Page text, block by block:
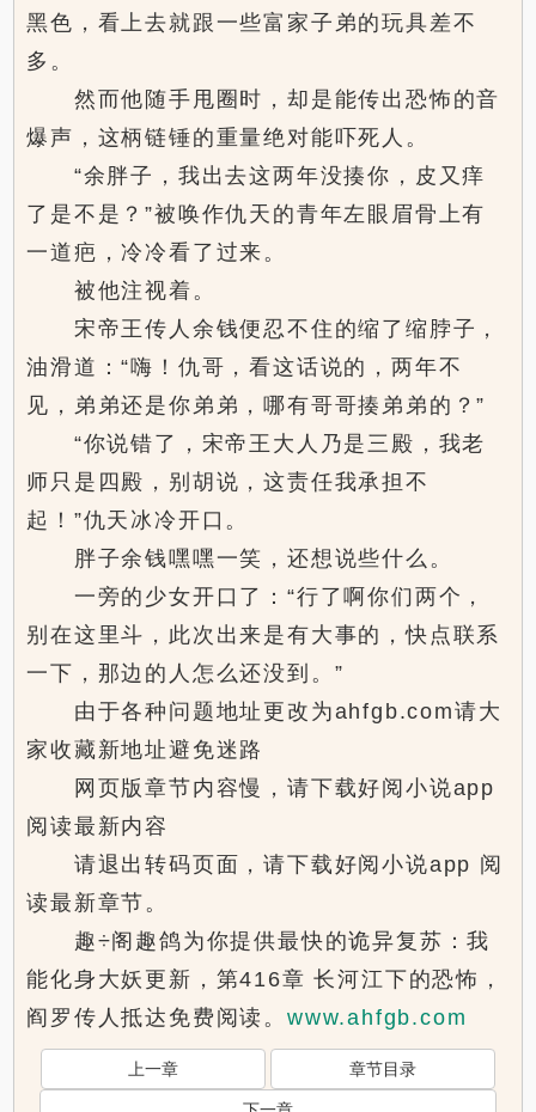
黑色，看上去就跟一些富家子弟的玩具差不
多。
然而他随手甩圈时，却是能传出恐怖的音
爆声，这柄链锤的重量绝对能吓死人。
“余胖子，我出去这两年没揍你，皮又痒
了是不是？”被唤作仇天的青年左眼眉骨上有
一道疤，冷冷看了过来。
被他注视着。
宋帝王传人余钱便忍不住的缩了缩脖子，
油滑道：“嗨！仇哥，看这话说的，两年不
见，弟弟还是你弟弟，哪有哥哥揍弟弟的？”
“你说错了，宋帝王大人乃是三殿，我老
师只是四殿，别胡说，这责任我承担不
起！”仇天冰冷开口。
胖子余钱嘿嘿一笑，还想说些什么。
一旁的少女开口了：“行了啊你们两个，
别在这里斗，此次出来是有大事的，快点联系
一下，那边的人怎么还没到。”
由于各种问题地址更改为ahfgb.com请大
家收藏新地址避免迷路
网页版章节内容慢，请下载好阅小说app
阅读最新内容
请退出转码页面，请下载好阅小说app 阅
读最新章节。
趣÷阁趣鸽为你提供最快的诡异复苏：我
能化身大妖更新，第416章 长河江下的恐怖，
阎罗传人抵达免费阅读。www.ahfgb.com
上一章 章节目录